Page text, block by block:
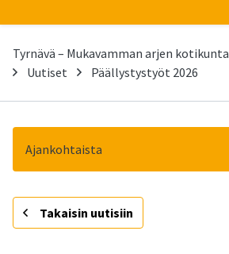
Tyrnävä – Mukavamman arjen kotikunta
Uutiset
Päällystystyöt 2026
Ajankohtaista
- Takaisin uutisiin